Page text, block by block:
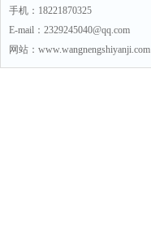
手机：18221870325
E-mail：2329245040@qq.com
网站：www.wangnengshiyanji.com